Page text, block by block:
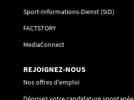
Sport-Informations-Dienst (SID)
FACTSTORY
MediaConnect
REJOIGNEZ-NOUS
Nos offres d'emploi